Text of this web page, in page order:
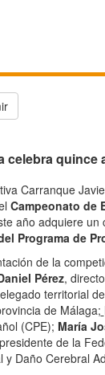
quince
Carranque
Campeonato de
año adquiere un
Programa de
de la
Pérez,
territorial
de Málaga;
(CPE); María
de la
y Daño Cerebral